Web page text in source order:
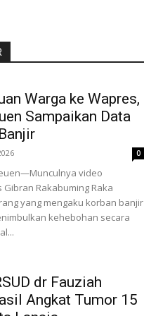
Warga ke Wapres,
Sampaikan Data
0
video
Rakabuming Raka
yang mengaku korban banjir
kehebohan secara
dr Fauziah
Angkat Tumor 15